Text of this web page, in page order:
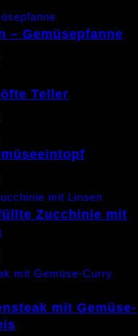
– Gemüsepfanne
Teller
Zucchinie mit
mit Gemüse-